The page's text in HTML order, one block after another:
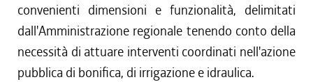
convenienti dimensioni e funzionalità, delimitati
dall'Amministrazione regionale tenendo conto della
necessità di attuare interventi coordinati nell'azione
pubblica di bonifica, di irrigazione e idraulica.